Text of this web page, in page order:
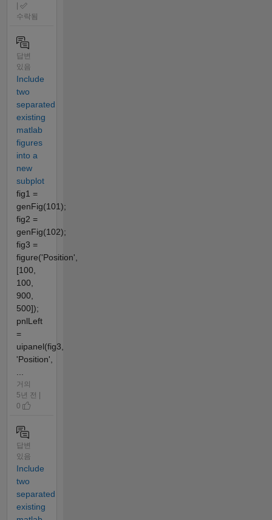
|
수락됨
답변
있음
Include
two
separated
existing
matlab
figures
into a
new
subplot
fig1 =
genFig(101);
fig2 =
genFig(102);
fig3 =
figure('Position',
[100,
100,
900,
500]);
pnlLeft
=
uipanel(fig3,
'Position',
거의
5년 전 |
0
답변
있음
Include
two
separated
existing